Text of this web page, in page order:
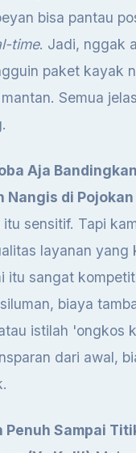
bisa pantau
time. Jadi, nggak
paket kayak
Semua
Aja
Nangis di Pojokan
itu sensitif. Tapi
layanan yang
itu sangat
biaya
istilah 'ongkos
dari awal,
Penuh Sampai